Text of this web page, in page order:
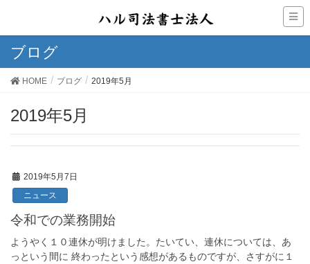
ブログ
HOME ブログ 2019年5月
2019年5月
2019年5月7日
ニュース
令和での業務開始
ようやく１０連休が明けました。たいてい、連休については、あ
っという間に 終わったという感想があるものですが、さすがに１